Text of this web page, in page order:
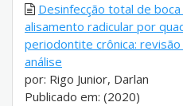
Desinfecção total de
alisamento radicular por
periodontite crônica:
análise
por: Rigo Junior, Darlan
Publicado em: (2020)